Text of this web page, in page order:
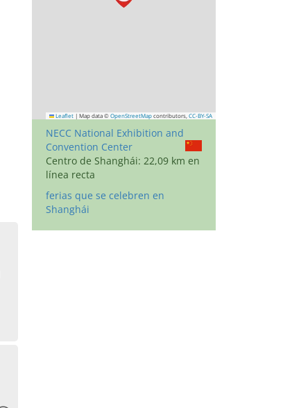
Leaflet | Map data © OpenStreetMap contributors, CC-BY-SA
NECC National Exhibition and
Convention Center
Centro de Shanghái: 22,09 km en
línea recta
ferias que se celebren en
Shanghái